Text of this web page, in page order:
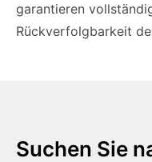
garantieren
Rückverfolgbarkeit
Suchen Sie